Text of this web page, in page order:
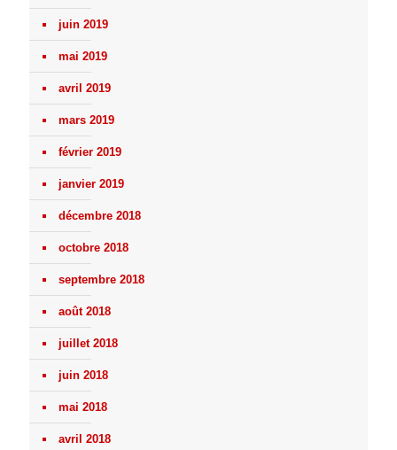
juin 2019
mai 2019
avril 2019
mars 2019
février 2019
janvier 2019
décembre 2018
octobre 2018
septembre 2018
août 2018
juillet 2018
juin 2018
mai 2018
avril 2018